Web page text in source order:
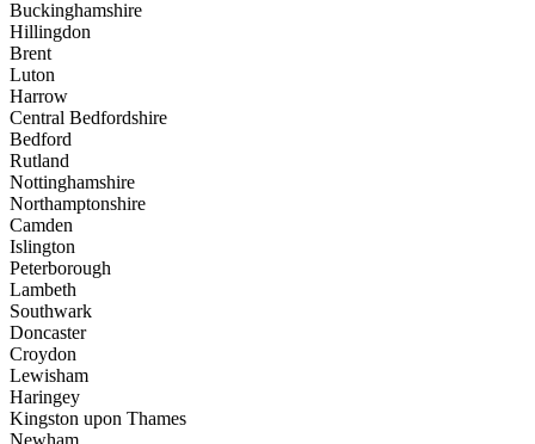
Buckinghamshire
Hillingdon
Brent
Luton
Harrow
Central Bedfordshire
Bedford
Rutland
Nottinghamshire
Northamptonshire
Camden
Islington
Peterborough
Lambeth
Southwark
Doncaster
Croydon
Lewisham
Haringey
Kingston upon Thames